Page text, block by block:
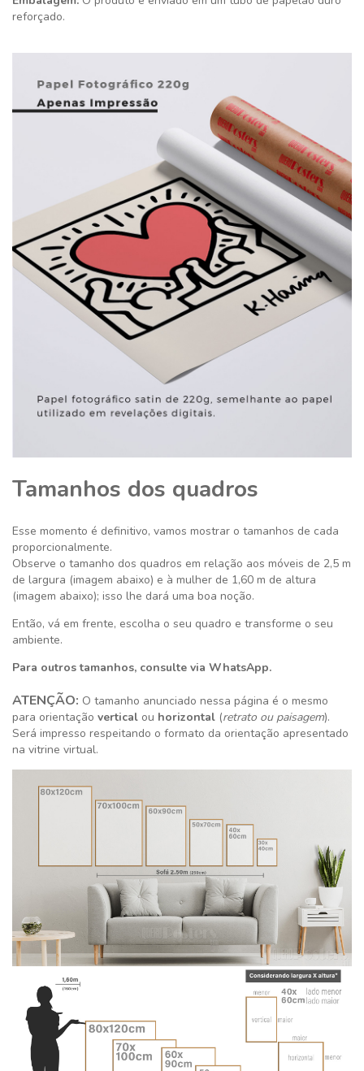
reforçado.
Tamanhos dos quadros
Esse momento é definitivo, vamos mostrar o tamanhos de cada
proporcionalmente.
Observe o tamanho dos quadros em relação aos móveis de 2,5 m
de largura (imagem abaixo) e à mulher de 1,60 m de altura
(imagem abaixo); isso lhe dará uma boa noção.
Então, vá em frente, escolha o seu quadro e transforme o seu
ambiente.
Para outros tamanhos, consulte via WhatsApp.
ATENÇÃO: O tamanho anunciado nessa página é o mesmo
para orientação vertical ou horizontal (retrato ou paisagem).
Será impresso respeitando o formato da orientação apresentado
na vitrine virtual.